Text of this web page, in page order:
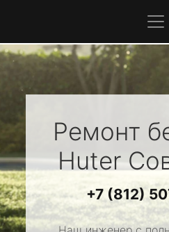
Ремонт
Huter
+7 (812)